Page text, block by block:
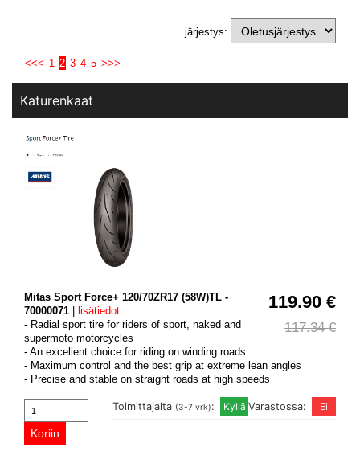
järjestys:
<<< 1 2 3 4 5 >>>
Katurenkaat
119.90 €
117.34 €
Mitas Sport Force+ 120/70ZR17 (58W)TL -
70000071
lisätiedot
- Radial sport tire for riders of sport, naked and
supermoto motorcycles
- An excellent choice for riding on winding roads
- Maximum control and the best grip at extreme lean angles
- Precise and stable on straight roads at high speeds
Varastossa:
Toimittajalta (3-7 vrk):